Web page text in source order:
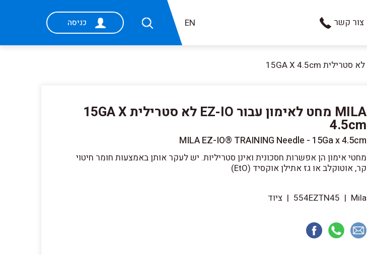
צור קשר EN כניסה
MILA מחט לאימון עבור EZ-IO לא סטרילית 15GA X
4.5cm
MILA EZ-IO® TRAINING Needle - 15Ga x 4.5cm
מחטי אימון הן אפשרות חסכונית ואינן סטריליות. יש לעקר אותן באמצעות חומר חיטוי
קר, אוטוקלב או גז אתילן אוקסיד (EtO)
554EZTN45 | Mila
| ציוד